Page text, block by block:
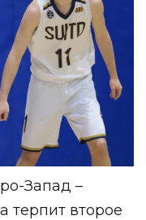
Запад –
терпит второе